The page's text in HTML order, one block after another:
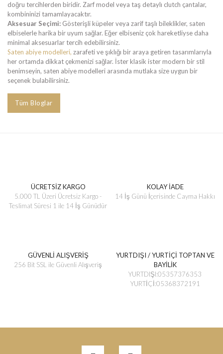
doğru tercihlerden biridir. Zarf model veya taş detaylı clutch çantalar,
kombininizi tamamlayacaktır.
Aksesuar Seçimi: Gösterişli küpeler veya zarif taşlı bileklikler, saten
elbiselerle harika bir uyum sağlar. Eğer elbiseniz çok hareketliyse daha
minimal aksesuarlar tercih edebilirsiniz.
Saten abiye modelleri, zarafeti ve şıklığı bir araya getiren tasarımlarıyla
her ortamda dikkat çekmenizi sağlar. İster klasik ister modern bir stil
benimseyin, saten abiye modelleri arasında mutlaka size uygun bir
seçenek bulabilirsiniz.
Tüm Bloglar
ÜCRETSİZ KARGO
5.000 TL Üzeri Ücretsiz Kargo -
Teslimat Süresi 1 ile 14 İş Günüdür
KOLAY İADE
14 İş Günü İçerisinde Cayma Hakkı
GÜVENLİ ALIŞVERİŞ
256 Bit SSL ile Güvenli Alışveriş
YURTDIŞI / YURTİÇİ TOPTAN VE
BAYİLİK
YURTDIŞI:05357376353
YURTİÇİ:05368372191